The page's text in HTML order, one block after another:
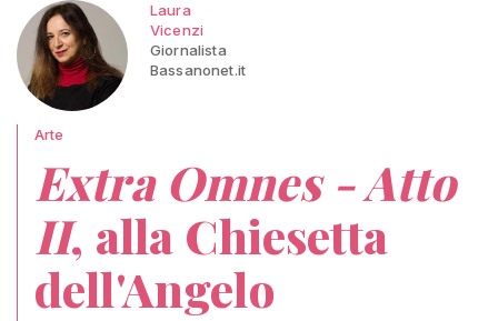
Laura
Vicenzi
Giornalista
Bassanonet.it
Arte
Extra Omnes - Atto
II, alla Chiesetta
dell'Angelo